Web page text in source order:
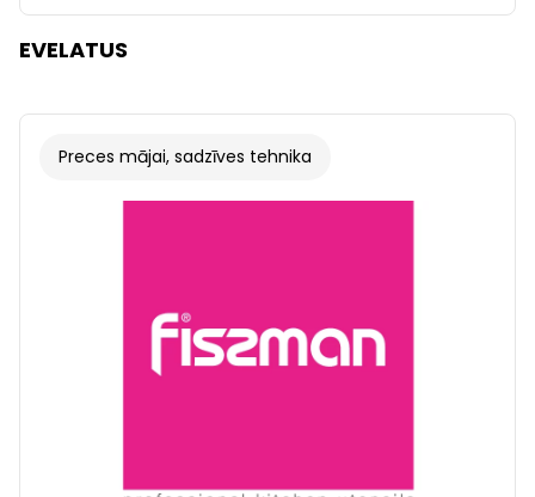
EVELATUS
Preces mājai, sadzīves tehnika